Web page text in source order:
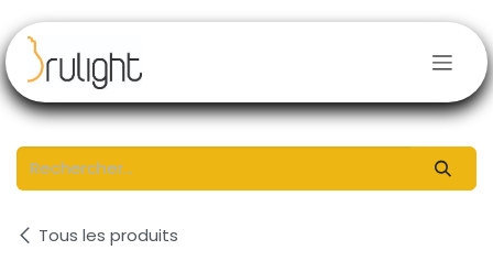
Tous les produits